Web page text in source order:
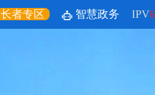
长者专区 智慧政务 IPV6